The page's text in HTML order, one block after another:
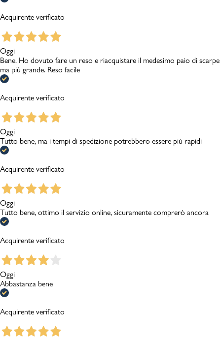
Acquirente verificato
Oggi
Bene. Ho dovuto fare un reso e riacquistare il medesimo paio di scarpe
ma più grande. Reso facile
Acquirente verificato
Oggi
Tutto bene, ma i tempi di spedizione potrebbero essere più rapidi
Acquirente verificato
Oggi
Tutto bene, ottimo il servizio online, sicuramente comprerò ancora
Acquirente verificato
Oggi
Abbastanza bene
Acquirente verificato